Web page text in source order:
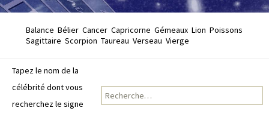
Balance Bélier Cancer Capricorne Gémeaux Lion Poissons
Sagittaire Scorpion Taureau Verseau Vierge
Tapez le nom de la
célébrité dont vous
recherchez le signe
Recherche pour :